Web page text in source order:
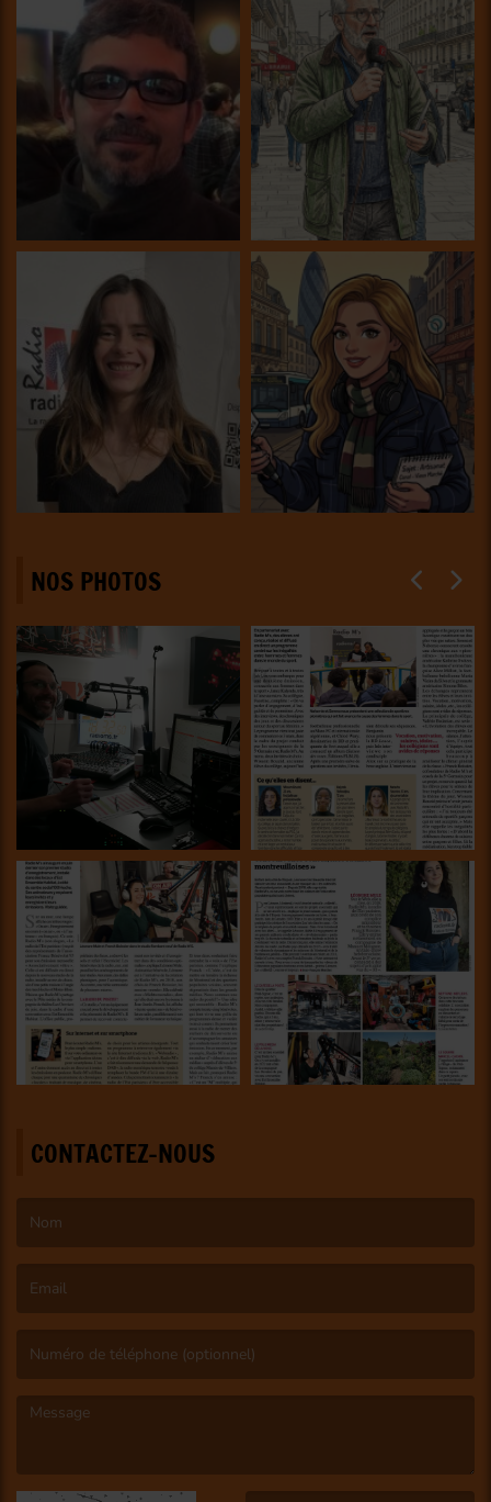
NOS PHOTOS
CONTACTEZ-NOUS